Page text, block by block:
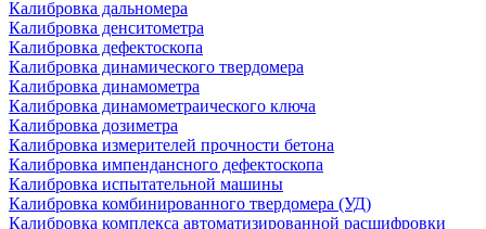
Калибровка дальномера
Калибровка денситометра
Калибровка дефектоскопа
Калибровка динамического твердомера
Калибровка динамометра
Калибровка динамометраического ключа
Калибровка дозиметра
Калибровка измерителей прочности бетона
Калибровка импендансного дефектоскопа
Калибровка испытательной машины
Калибровка комбинированного твердомера (УД)
Калибровка комплекса автоматизированной расшифровки